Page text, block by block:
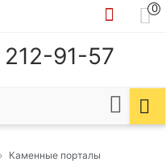
0
212-91-57
Каменные порталы